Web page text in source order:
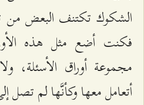
الشكوك تكتنف البعض من
فكنت أضع مثل هذه
مجموعة أوراق الأسئلة،
أتعامل معها وكأنَّها لم تصل